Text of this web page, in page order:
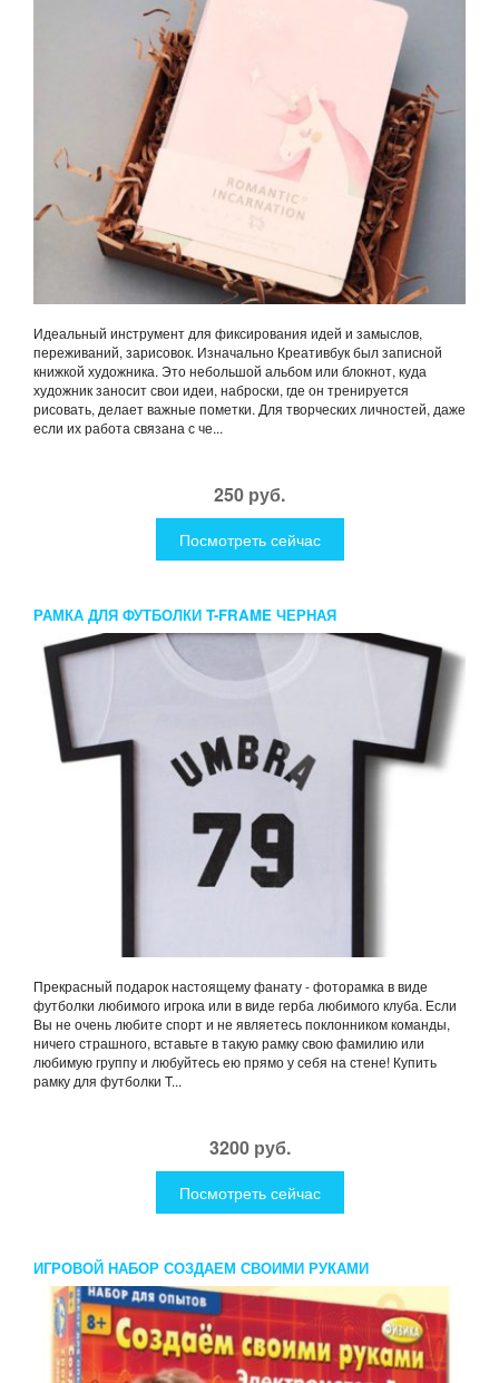
Идеальный инструмент для фиксирования идей и замыслов,
переживаний, зарисовок. Изначально Креативбук был записной
книжкой художника. Это небольшой альбом или блокнот, куда
художник заносит свои идеи, наброски, где он тренируется
рисовать, делает важные пометки. Для творческих личностей, даже
если их работа связана с че...
250 руб.
Посмотреть сейчас
РАМКА ДЛЯ ФУТБОЛКИ T-FRAME ЧЕРНАЯ
Прекрасный подарок настоящему фанату - фоторамка в виде
футболки любимого игрока или в виде герба любимого клуба. Если
Вы не очень любите спорт и не являетесь поклонником команды,
ничего страшного, вставьте в такую рамку свою фамилию или
любимую группу и любуйтесь ею прямо у себя на стене! Купить
рамку для футболки T...
3200 руб.
Посмотреть сейчас
ИГРОВОЙ НАБОР СОЗДАЕМ СВОИМИ РУКАМИ
ЭЛЕКТРОМОТОР